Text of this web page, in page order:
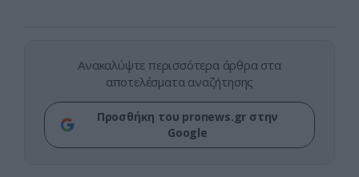
Ανακαλύψτε περισσότερα άρθρα στα
αποτελέσματα αναζήτησης
Προσθήκη του pronews.gr στην
Google